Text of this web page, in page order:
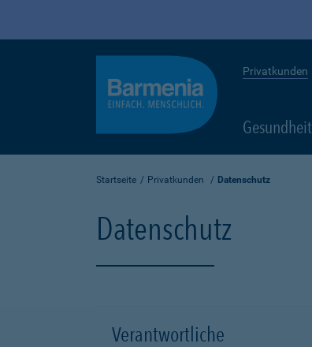
Privatkunden
Gesundheit
Startseite Privatkunden Datenschutz
Datenschutz
Verantwortliche